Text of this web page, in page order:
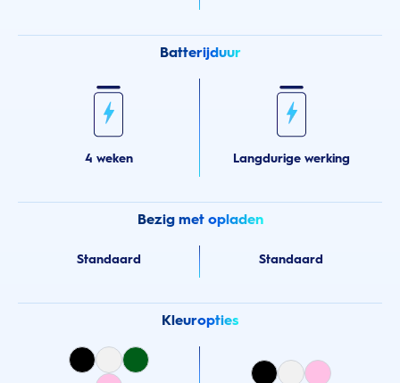
Batterijduur
4 weken Langdurige werking
Bezig met opladen
Standaard Standaard
Kleuropties